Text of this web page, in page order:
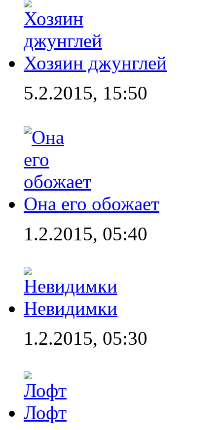
Хозяин джунглей
5.2.2015, 15:50
Она его обожает
1.2.2015, 05:40
Невидимки
1.2.2015, 05:30
Лофт